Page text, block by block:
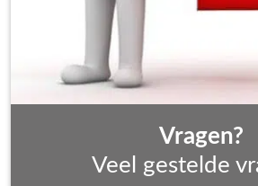
Vragen?
Veel gestelde